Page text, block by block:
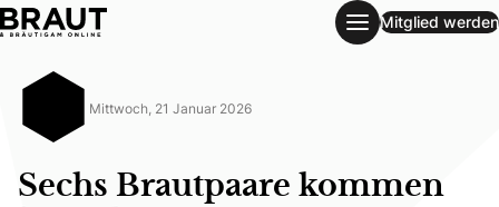
Sechs Brautpaare kommen ins Schwärmen: „Das war
Mitglied werden
Mittwoch, 21 Januar 2026
Sechs Brautpaare kommen